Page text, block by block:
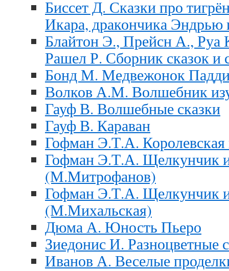
Биссет Д. Сказки про
Икара, дракончика Эндрью
Блайтон Э., Прейсн А.,
Рашел Р. Сборник сказок и
Бонд М. Медвежонок
Волков А.М. Волшебник
Гауф В. Волшебные сказки
Гауф В. Караван
Гофман Э.Т.А. Королевская
Гофман Э.Т.А. Щелкунчик
(М.Митрофанов)
Гофман Э.Т.А. Щелкунчик
(М.Михальская)
Дюма А. Юность Пьеро
Зиедонис И. Разноцветные
Иванов А. Веселые